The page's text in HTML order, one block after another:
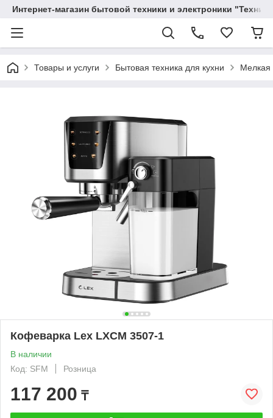
Интернет-магазин бытовой техники и электроники
Товары и услуги Бытовая техника для кухни Мелкая
Кофеварка Lex LXCM 3507-1
В наличии
Код: SFM
Розница
117 200 ₸